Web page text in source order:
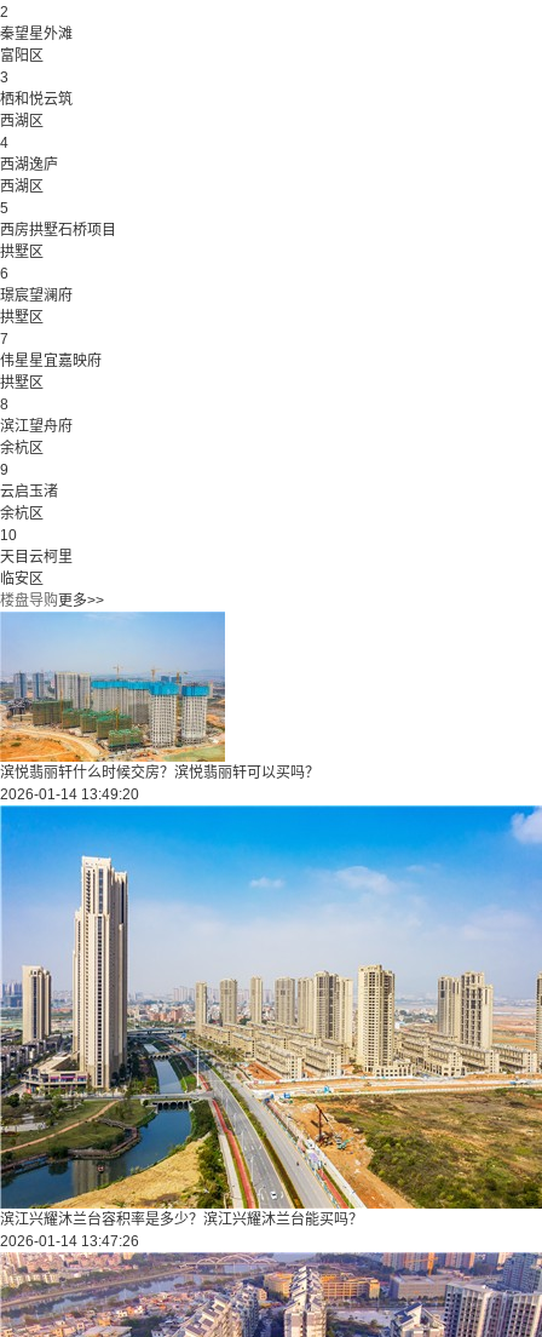
2
秦望星外滩
富阳区
3
栖和悦云筑
西湖区
4
西湖逸庐
西湖区
5
西房拱墅石桥项目
拱墅区
6
璟宸望澜府
拱墅区
7
伟星星宜嘉映府
拱墅区
8
滨江望舟府
余杭区
9
云启玉渚
余杭区
10
天目云柯里
临安区
楼盘导购更多>>
滨悦翡丽轩什么时候交房？滨悦翡丽轩可以买吗？
2026-01-14 13:49:20
滨江兴耀沐兰台容积率是多少？滨江兴耀沐兰台能买吗？
2026-01-14 13:47:26